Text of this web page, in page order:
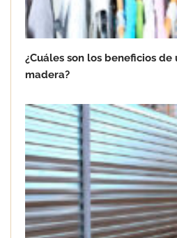
Lo que hay que saber
impermeabilización de
¿Cuáles son los beneficios de
madera?